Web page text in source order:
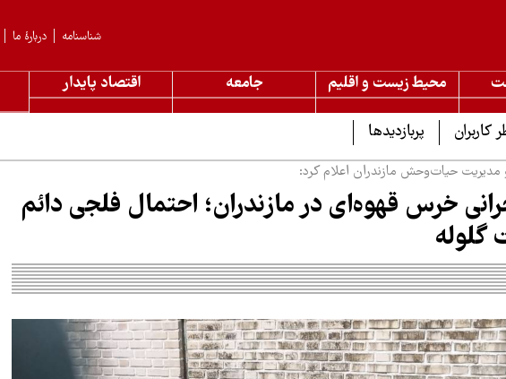
دربارهٔ ما شناسنامه
محیط زیست و اقلیم جامعه اقتصاد پایدار
کاربران پربازدیدها
حیات‌وحش مازندران اعلام کرد:
خرس قهوه‌ای در مازندران؛ احتمال فلجی دائم
گلوله